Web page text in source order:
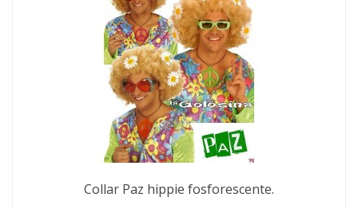
Collar Paz hippie fosforescente.